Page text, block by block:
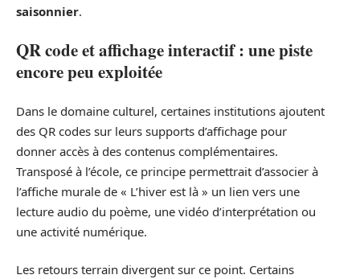
saisonnier.
QR code et affichage interactif : une piste
encore peu exploitée
Dans le domaine culturel, certaines institutions ajoutent
des QR codes sur leurs supports d’affichage pour
donner accès à des contenus complémentaires.
Transposé à l’école, ce principe permettrait d’associer à
l’affiche murale de « L’hiver est là » un lien vers une
lecture audio du poème, une vidéo d’interprétation ou
une activité numérique.
Les retours terrain divergent sur ce point. Certains